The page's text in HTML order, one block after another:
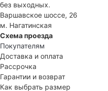
без выходных.
Варшавское шоссе, 26
м. Нагатинская
Схема проезда
Покупателям
Доставка и оплата
Рассрочка
Гарантии и возврат
Как выбрать размер